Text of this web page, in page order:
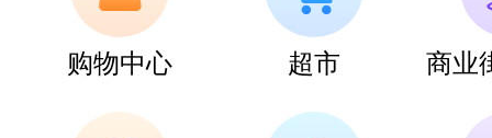
祥晨新材
预算参考：
￥
购物中心 超市 商业